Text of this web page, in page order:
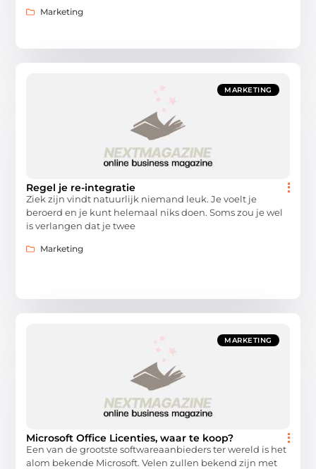
Marketing
MARKETING
Regel je re-integratie
Ziek zijn vindt natuurlijk niemand leuk. Je voelt je
beroerd en je kunt helemaal niks doen. Soms zou je wel
is verlangen dat je twee
Marketing
MARKETING
Microsoft Office Licenties, waar te koop?
Een van de grootste softwareaanbieders ter wereld is het
alom bekende Microsoft. Velen zullen bekend zijn met